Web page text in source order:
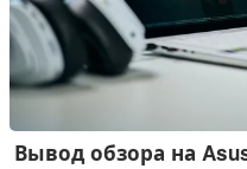
Вывод обзора на